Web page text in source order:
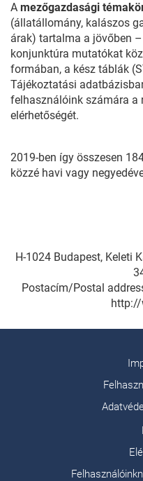
A mezőgazdasági
(állatállomány, kalászos
árak) tartalma a jövőben
konjunktúra mutatókat
formában, a kész táblák
Tájékoztatási
felhasználóink számára a
elérhetőségét.
2019-ben így összesen
közzé havi vagy
H-1024 Budapest, Keleti
Postacím/Postal
http://